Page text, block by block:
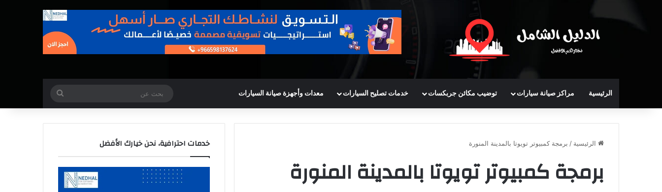
الرئيسية مراكز صيانة سيارات توضيب مكائن جربكسات خدمات تصليح السيارات معدات وأجهزة صيانة السيارات
عن
الرئيسية / برمجة كمبيوتر تويوتا بالمدينة المنورة
برمجة كمبيوتر تويوتا بالمدينة المنورة
خدمات احترافية، نحن خيارك الأفضل